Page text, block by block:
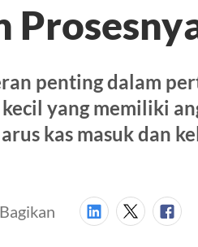
penting dalam
yang memiliki
kas masuk dan
Bagikan